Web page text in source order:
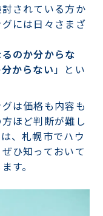
されている方か
には日々さまざ
のか分からな
からない 」とい
は価格も内容も
ほど判断が難し
、札幌市でハウ
ひ知っておいて
す。